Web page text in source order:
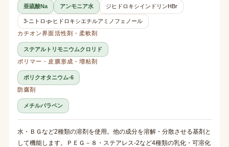
亜硫酸Na アンモニア水 ジヒドロキシインドリンHBr
3-ニトロ-p-ヒドロキシエチルアミノフェノール
カチオン界面活性剤・柔軟剤
ステアルトリモニウムクロリド
ポリマー・皮膜形成・増粘剤
ポリクオタニウム-6
防腐剤
メチルパラベン
水・ＢＧなど2種類の溶剤を使用。他の成分を溶解・分散させる基剤と
して機能します。ＰＥＧ－８・ステアレス-2など4種類の乳化・可溶化